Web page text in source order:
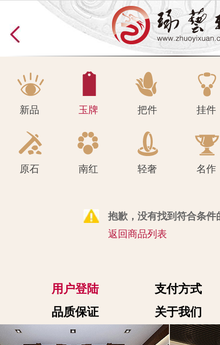
原石 南红 轻奢 名作
新品 玉牌 把件 挂件
原石 南红 轻奢 名作
抱歉，没有找到符合条件
返回商品列表
用户登陆
支付方式
品质保证
关于我们